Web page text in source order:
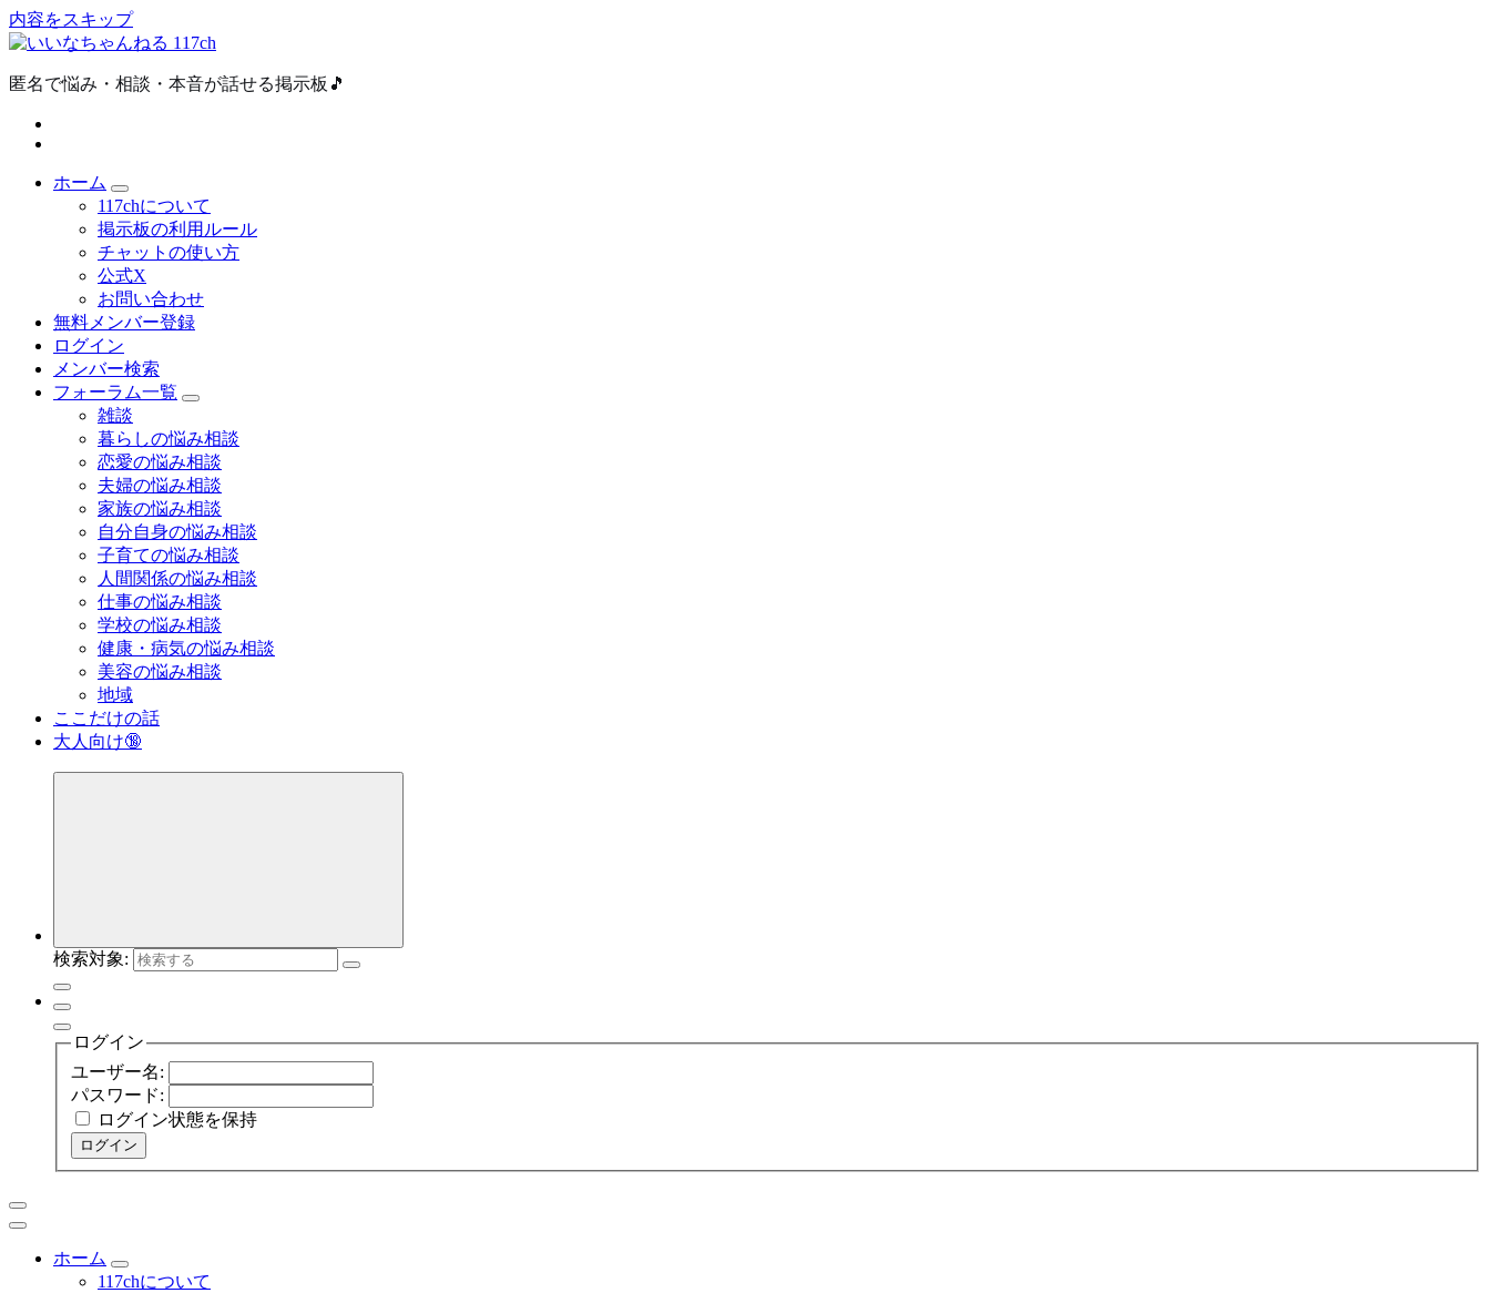
内容をスキップ
匿名で悩み・相談・本音が話せる掲示板🎵
ホーム
117chについて
掲示板の利用ルール
チャットの使い方
公式X
お問い合わせ
無料メンバー登録
ログイン
メンバー検索
フォーラム一覧
雑談
暮らしの悩み相談
恋愛の悩み相談
夫婦の悩み相談
家族の悩み相談
自分自身の悩み相談
子育ての悩み相談
人間関係の悩み相談
仕事の悩み相談
学校の悩み相談
健康・病気の悩み相談
美容の悩み相談
地域
ここだけの話
大人向け🔞
検索対象:
ログイン
ユーザー名:
パスワード:
ログイン状態を保持
ログイン
ホーム
117chについて